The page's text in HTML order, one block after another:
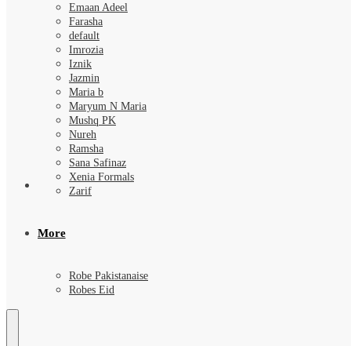
Emaan Adeel
Farasha
default
Imrozia
Iznik
Jazmin
Maria b
Maryum N Maria
Mushq PK
Nureh
Ramsha
Sana Safinaz
Xenia Formals
Zarif
More
Robe Pakistanaise
Robes Eid